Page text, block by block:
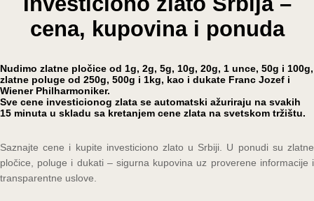
cena, kupovina i ponuda
Nudimo zlatne pločice od 1g, 2g, 5g, 10g, 20g, 1 unce, 50g i 100g,
zlatne poluge od 250g, 500g i 1kg, kao i dukate Franc Jozef i
Wiener Philharmoniker.
Sve cene investicionog zlata se automatski ažuriraju na svakih
15 minuta u skladu sa kretanjem cene zlata na svetskom tržištu.
Saznajte cene i kupite investiciono zlato u Srbiji. U ponudi su zlatne
pločice, poluge i dukati – sigurna kupovina uz proverene informacije i
transparentne uslove.